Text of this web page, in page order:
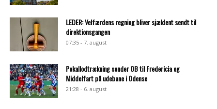
LEDER: Velfærdens regning bliver sjældent sendt til
direktionsgangen
07:35 - 7. august
Pokallodtrækning sender OB til Fredericia og
Middelfart på udebane i Odense
21:28 - 6. august